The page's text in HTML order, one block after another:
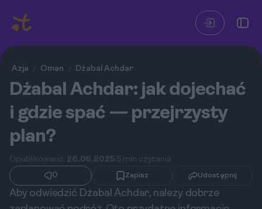
Azja / Oman / Dżabal Achdar
Dżabal Achdar: jak dojechać
i gdzie spać — przejrzysty
plan?
Opublikowano: 26.06.2025 5 min czytania
0
Zapisz Udostępnij
Aby odwiedzić Dżabal Achdar, należy dobrze